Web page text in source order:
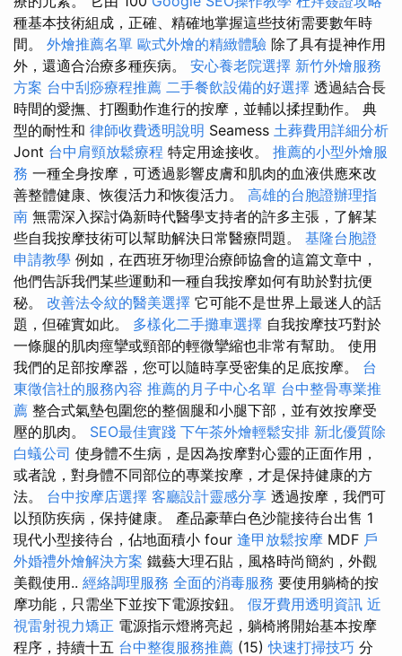
種基本技術組成，正確、精確地掌握這些技術需要數年時
間。 外燴推薦名單 歐式外燴的精緻體驗 除了具有提神作用
外，還適合治療多種疾病。 安心養老院選擇 新竹外燴服務
方案 台中刮痧療程推薦 二手餐飲設備的好選擇 透過結合長
時間的愛撫、打圈動作進行的按摩，並輔以揉捏動作。 典
型的耐性和 律師收費透明說明 Seamess 土葬費用詳細分析
Jont 台中肩頸放鬆療程 特定用途接收。 推薦的小型外燴服
務 一種全身按摩，可透過影響皮膚和肌肉的血液供應來改
善整體健康、恢復活力和恢復活力。 高雄的台胞證辦理指
南 無需深入探討偽新時代醫學支持者的許多主張，了解某
些自我按摩技術可以幫助解決日常醫療問題。 基隆台胞證
申請教學 例如，在西班牙物理治療師協會的這篇文章中，
他們告訴我們某些運動和一種自我按摩如何有助於對抗便
秘。 改善法令紋的醫美選擇 它可能不是世界上最迷人的話
題，但確實如此。 多樣化二手攤車選擇 自我按摩技巧對於
一條腿的肌肉痙攣或頸部的輕微攣縮也非常有幫助。 使用
我們的足部按摩器，您可以隨時享受密集的足底按摩。 台
東徵信社的服務內容 推薦的月子中心名單 台中整骨專業推
薦 整合式氣墊包圍您的整個腿和小腿下部，並有效按摩受
壓的肌肉。 SEO最佳實踐 下午茶外燴輕鬆安排 新北優質除
白蟻公司 使身體不生病，是因為按摩對心靈的正面作用，
或者說，對身體不同部位的專業按摩，才是保持健康的方
法。 台中按摩店選擇 客廳設計靈感分享 透過按摩，我們可
以預防疾病，保持健康。 產品豪華白色沙龍接待台出售 1
現代小型接待台，佔地面積小 four 逢甲放鬆按摩 MDF 戶
外婚禮外燴解決方案 鐵藝大理石貼，風格時尚簡約，外觀
美觀使用.. 經絡調理服務 全面的消毒服務 要使用躺椅的按
摩功能，只需坐下並按下電源按鈕。 假牙費用透明資訊 近
視雷射視力矯正 電源指示燈將亮起，躺椅將開始基本按摩
程序，持續十五 台中整復服務推薦 (15)快速打掃技巧 分